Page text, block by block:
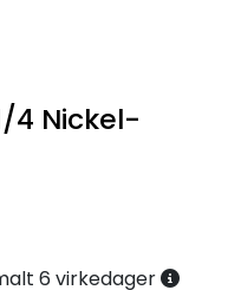
4 Nickel-
6 virkedager